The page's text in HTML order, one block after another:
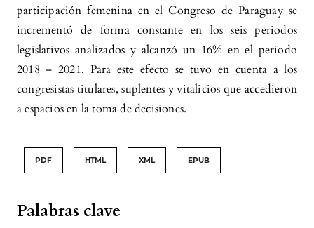
Palabras clave
participación femenina en el Congreso de Paraguay se
incrementó de forma constante en los seis periodos
legislativos analizados y alcanzó un 16% en el periodo
2018 – 2021. Para este efecto se tuvo en cuenta a los
congresistas titulares, suplentes y vitalicios que accedieron
a espacios en la toma de decisiones.
PDF HTML XML EPUB